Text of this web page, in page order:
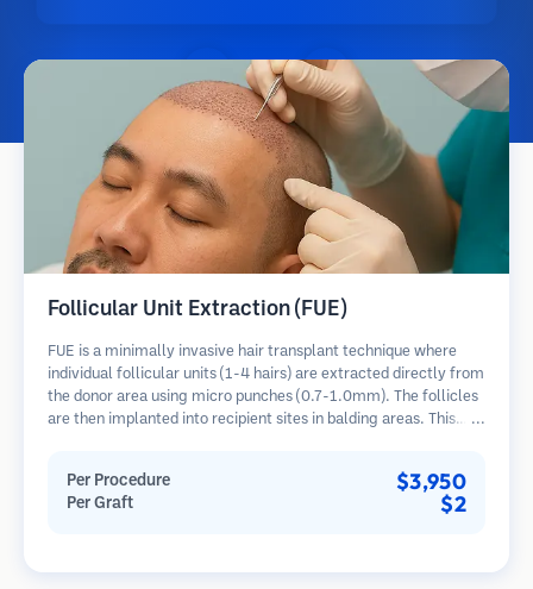
Follicular Unit Extraction (FUE)
FUE is a minimally invasive hair transplant technique where
individual follicular units (1-4 hairs) are extracted directly from
the donor area using micro punches (0.7-1.0mm). The follicles
are then implanted into recipient sites in balding areas. This
Per Procedure $3,950
Per Graft $2